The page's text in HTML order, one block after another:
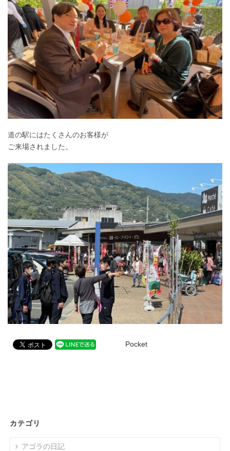
道の駅にはたくさんのお客様が
ご来場されました。
Pocket
カテゴリ
アゴラの日記